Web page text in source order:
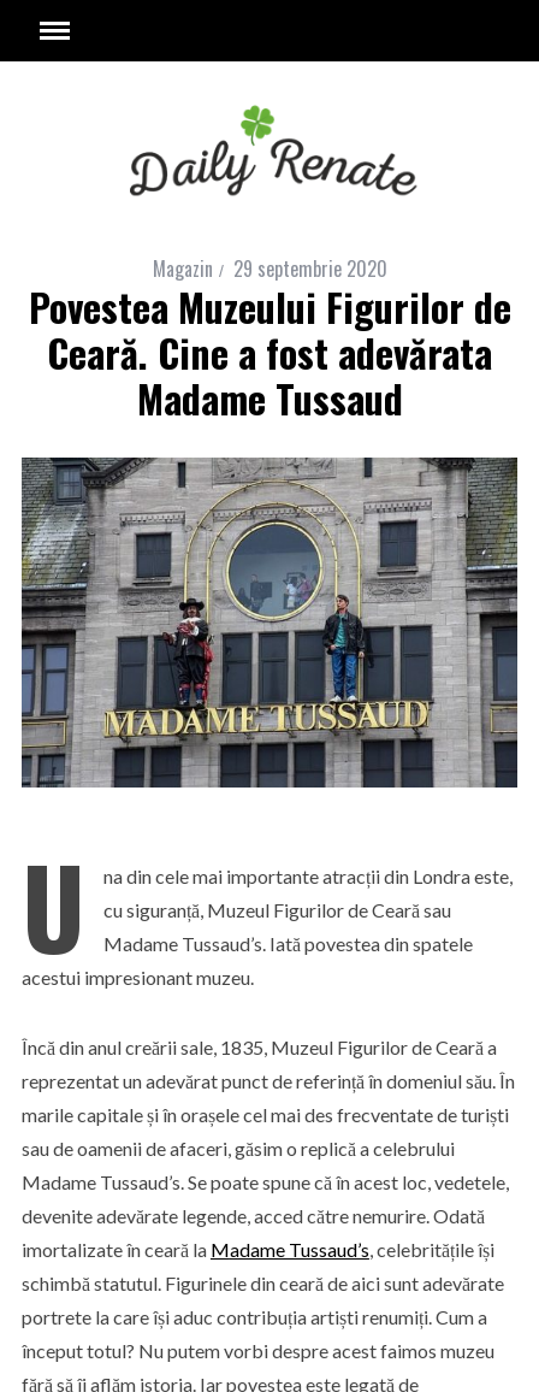
Magazin 29 septembrie 2020
Povestea Muzeului Figurilor de
Ceară. Cine a fost adevărata
Madame Tussaud
U
na din cele mai importante atracții din Londra este,
cu siguranță, Muzeul Figurilor de Ceară sau
Madame Tussaud’s. Iată povestea din spatele
acestui impresionant muzeu.
Încă din anul creării sale, 1835, Muzeul Figurilor de Ceară a
reprezentat un adevărat punct de referință în domeniul său. În
marile capitale și în orașele cel mai des frecventate de turiști
sau de oamenii de afaceri, găsim o replică a celebrului
Madame Tussaud’s. Se poate spune că în acest loc, vedetele,
devenite adevărate legende, acced către nemurire. Odată
imortalizate în ceară la Madame Tussaud’s, celebritățile își
schimbă statutul. Figurinele din ceară de aici sunt adevărate
portrete la care își aduc contribuția artiști renumiți. Cum a
început totul? Nu putem vorbi despre acest faimos muzeu
fără să îi aflăm istoria. Iar povestea este legată de